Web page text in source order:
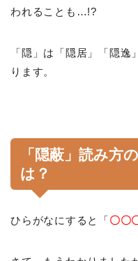
われることも…!?
「隠」は「隠居」「隠
ります。
「隠蔽」読み方
は？
ひらがなにすると「〇〇